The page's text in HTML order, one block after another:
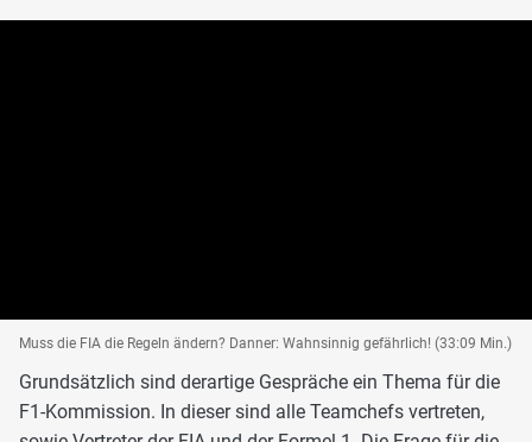
Muss die FIA die Regeln ändern? Danner: Wahnsinnig gefährlich! (33:09 Min.)
Grundsätzlich sind derartige Gespräche ein Thema für die
F1-Kommission. In dieser sind alle Teamchefs vertreten,